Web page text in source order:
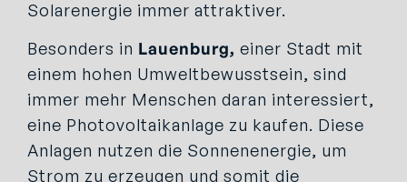
Solarenergie immer attraktiver.
Besonders in Lauenburg, einer Stadt mit
einem hohen Umweltbewusstsein, sind
immer mehr Menschen daran interessiert,
eine Photovoltaikanlage zu kaufen. Diese
Anlagen nutzen die Sonnenenergie, um
Strom zu erzeugen und somit die